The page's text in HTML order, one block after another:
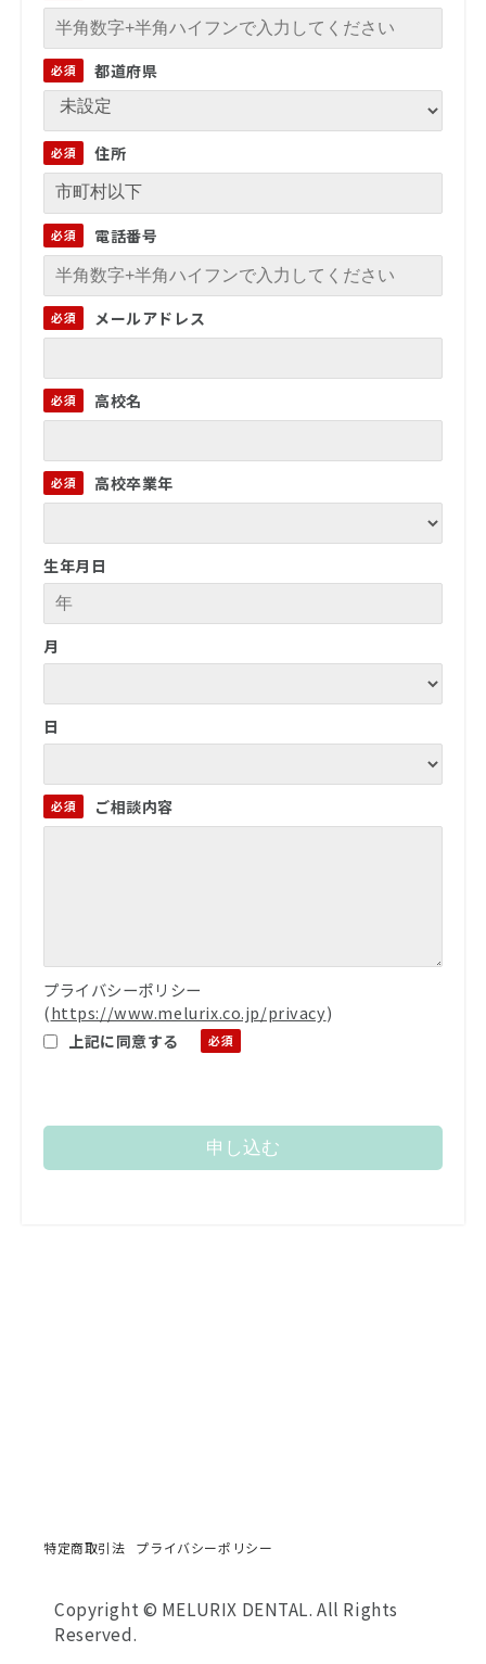
都道府県
住所
電話番号
メールアドレス
高校名
高校卒業年
生年月日
月
日
ご相談内容
プライバシーポリシー
(https://www.melurix.co.jp/privacy)
上記に同意する
特定商取引法 プライバシーポリシー
Copyright © MELURIX DENTAL. All Rights
Reserved.